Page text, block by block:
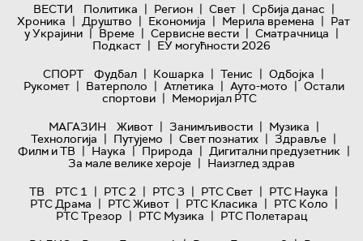
ВЕСТИ Политика | Регион | Свет | Србија данас |
Хроника | Друштво | Економија | Мерила времена | Рат
у Украјини | Време | Сервисне вести | Сматрачница |
Подкаст | ЕУ могућности 2026
СПОРТ
Фудбал | Кошарка | Тенис | Одбојка |
Рукомет | Ватерполо | Атлетика | Ауто-мото | Остали
спортови | Меморијал РТС
МАГАЗИН
Живот | Занимљивости | Музика |
Технологијa | Путујемо | Свет познатих | Здравље |
Филм и ТВ | Наука | Природа | Дигитални предузетник |
За мале велике хероје | Наизглед здрав
ТВ
РТС 1 | РТС 2 | РТС 3 | РТС Свет | РТС Наука |
РТС Драма | РТС Живот | РТС Класика | РТС Коло |
РТС Трезор | РТС Музика | РТС Полетарац